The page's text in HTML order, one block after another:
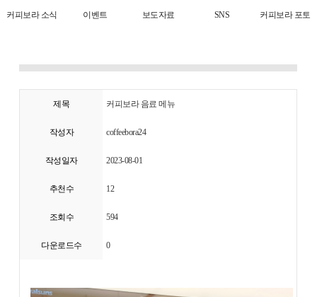
커피보라 소식 이벤트 보도자료 SNS 커피보라 포토
제목 커피보라 음료 메뉴
작성자 coffeebora24
작성일자 2023-08-01
추천수 12
조회수 594
다운로드수 0